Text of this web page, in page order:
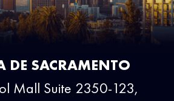
DE SACRAMENTO
Mall Suite 2350-123,